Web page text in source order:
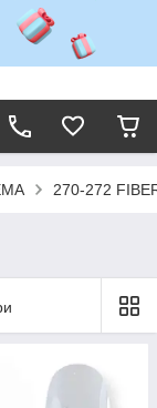
270-272